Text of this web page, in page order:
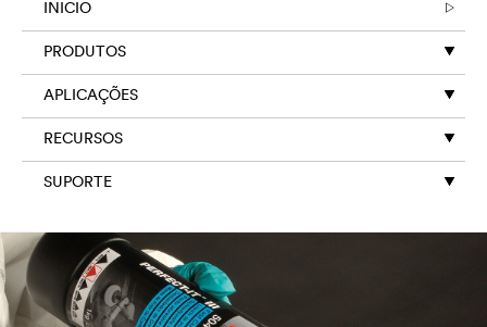
INICIO
PRODUTOS
APLICAÇÕES
RECURSOS
SUPORTE